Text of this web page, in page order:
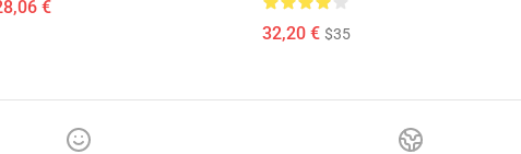
€
32,20 € $35